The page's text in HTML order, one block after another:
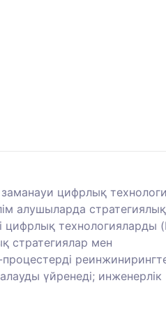
заманауи цифрлық
алушыларда стратегиялық
цифрлық технологияларды
стратегиялар мен
үйренеді; инженерлік